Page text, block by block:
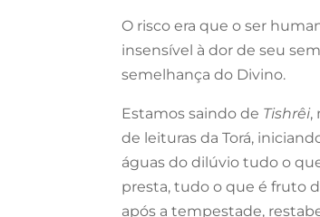
O risco era que o ser
insensível à dor de seu
semelhança do Divino.
Estamos saindo de Tishrêi,
de leituras da Torá,
águas do dilúvio tudo o
presta, tudo o que é fruto
após a tempestade,